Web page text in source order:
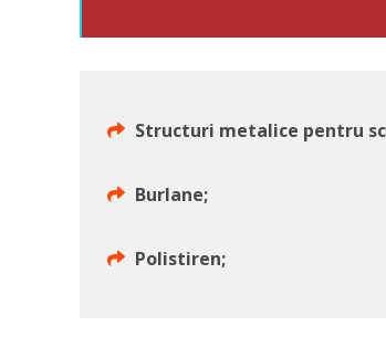
Structuri metalice pentru
Burlane;
Polistiren;